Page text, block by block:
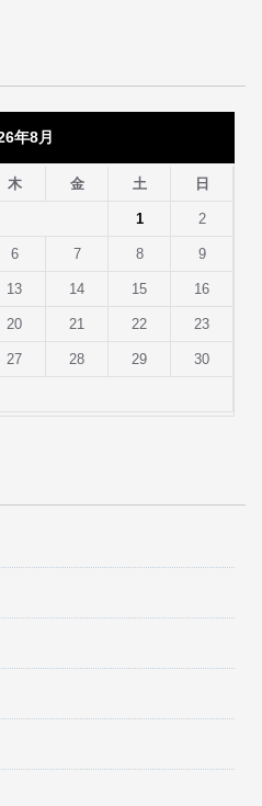
年8月
木 金 土 日
1 2
6 7 8 9
13 14 15 16
20 21 22 23
27 28 29 30